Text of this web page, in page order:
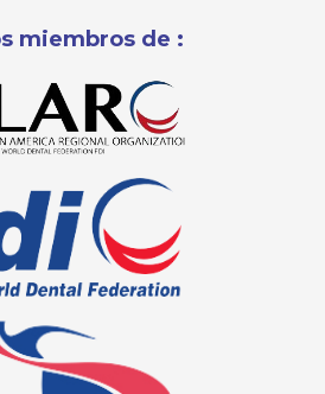
miembros de :